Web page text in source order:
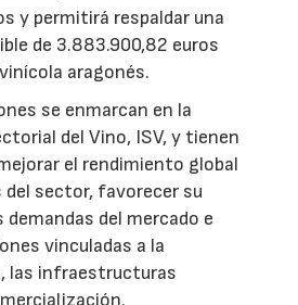
y permitirá respaldar una
de 3.883.900,82 euros
aragonés.
se enmarcan en la
del Vino, ISV, y tienen
el rendimiento global
del sector, favorecer su
demandas del mercado e
vinculadas a la
las infraestructuras